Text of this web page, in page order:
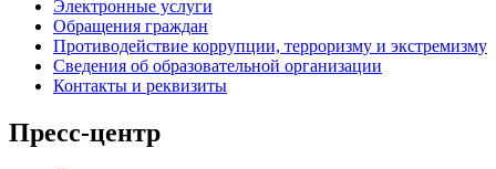
Электронные услуги
Обращения граждан
Противодействие коррупции, терроризму и экстремизму
Сведения об образовательной организации
Контакты и реквизиты
Пресс-центр